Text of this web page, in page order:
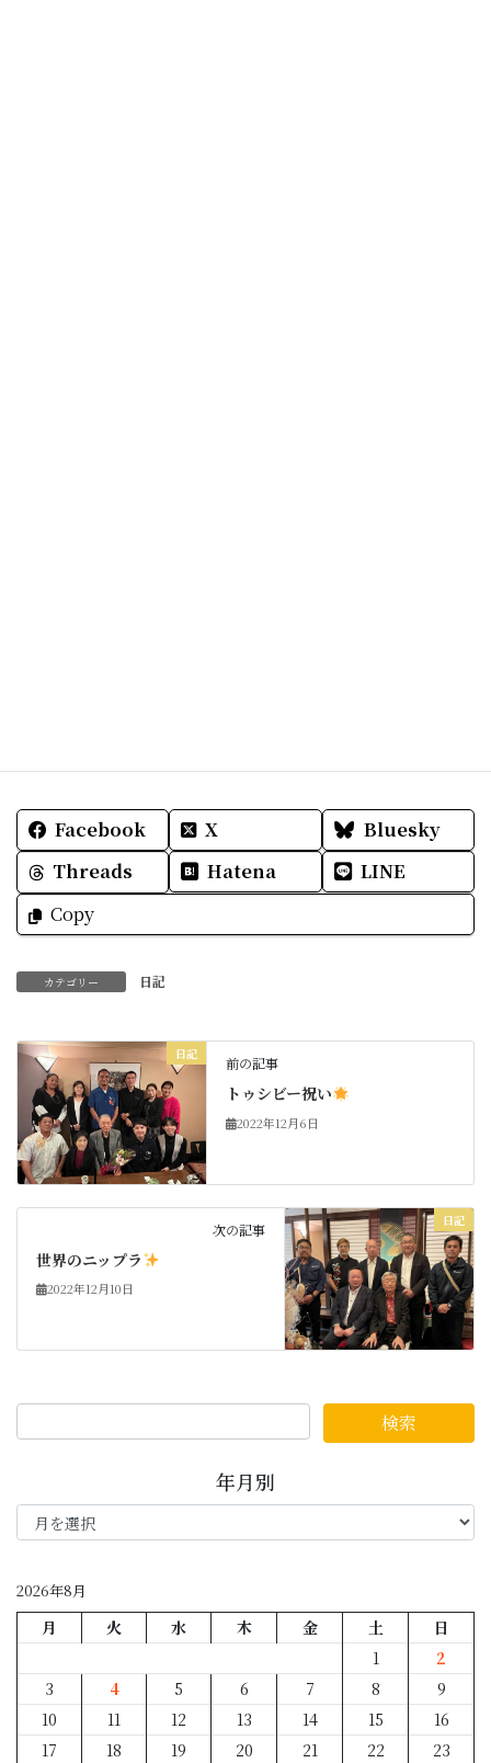
Facebook X
Bluesky
Threads
Hatena
LINE
Copy
カテゴリー 日記
日記
前の記事
トゥシビー祝い
2022年12月6日
日記
次の記事
世界のニップラ
2022年12月10日
年月別
年
月
2026年8月
月 火 水 木 金 土
日
1
2
3
4 5 6 7 8
9
10
11 12 13 14 15
16
17
18 19 20 21 22
23